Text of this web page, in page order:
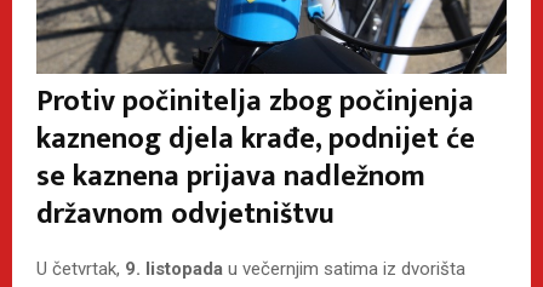
Protiv počinitelja zbog počinjenja
kaznenog djela krađe, podnijet će
se kaznena prijava nadležnom
državnom odvjetništvu
U četvrtak, 9. listopada u večernjim satima iz dvorišta